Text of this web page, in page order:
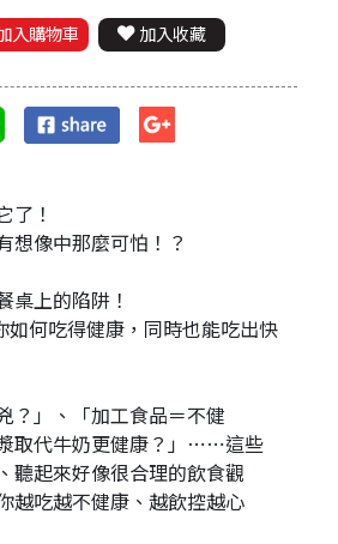
入購物車 加入收藏
了！
想像中那麼可怕！？
桌上的陷阱！
如何吃得健康，同時也能吃出快
？」、「加工食品＝不健
取代牛奶更健康？」⋯⋯這些
聽起來好像很合理的飲食觀
越吃越不健康、越飲控越心